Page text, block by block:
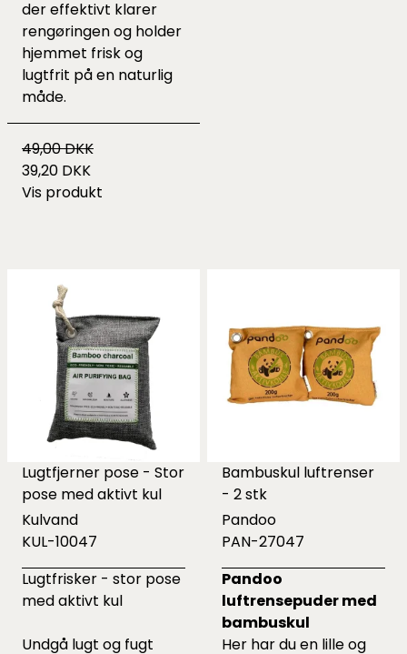
der effektivt klarer
rengøringen og holder
hjemmet frisk og
lugtfrit på en naturlig
måde.
49,00 DKK
39,20 DKK
Vis produkt
Lugtfjerner pose - Stor
pose med aktivt kul
Kulvand
KUL-10047
Lugtfrisker - stor pose
med aktivt kul
Undgå lugt og fugt
Bambuskul luftrenser
- 2 stk
Pandoo
PAN-27047
Pandoo
luftrensepuder med
bambuskul
Her har du en lille og